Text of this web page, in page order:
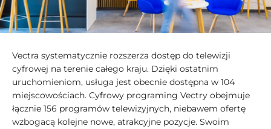
Vectra systematycznie rozszerza dostęp do telewizji
cyfrowej na terenie całego kraju. Dzięki ostatnim
uruchomieniom, usługa jest obecnie dostępna w 104
miejscowościach. Cyfrowy programing Vectry obejmuje
łącznie 156 programów telewizyjnych, niebawem ofertę
wzbogacą kolejne nowe, atrakcyjne pozycje. Swoim